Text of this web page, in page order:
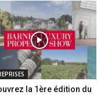
la 1ère édition du